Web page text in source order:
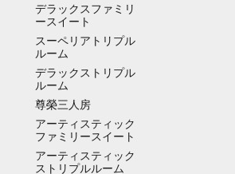
デラックスファミリ
ースイート
スーペリアトリプル
ルーム
デラックストリプル
ルーム
尊榮三人房
アーティスティック
ファミリースイート
アーティスティック
ストリプルルーム